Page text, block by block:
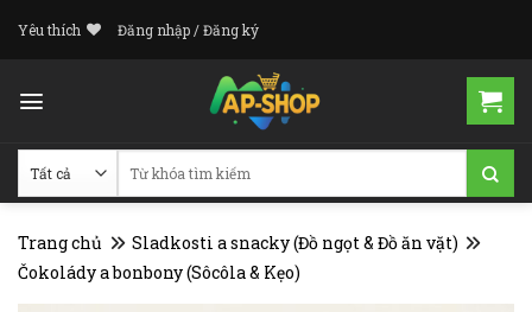
Yêu thích Đăng nhập / Đăng ký
Trang chủ
Sladkosti a snacky (Đồ ngọt & Đồ ăn vặt)
Čokolády a bonbony (Sôcôla & Kẹo)